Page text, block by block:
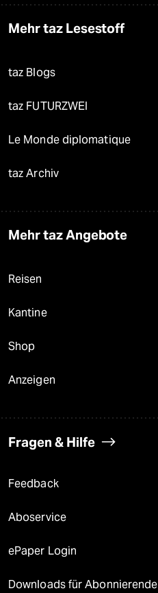
Mehr taz Lesestoff
taz Blogs
taz FUTURZWEI
Le Monde diplomatique
taz Archiv
Mehr taz Angebote
Reisen
Kantine
Shop
Anzeigen
Fragen & Hilfe
Feedback
Aboservice
ePaper Login
Downloads für Abonnierende